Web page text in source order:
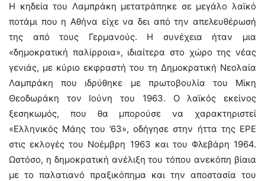
Η κηδεία του Λαμπράκη μετατράπηκε σε μεγάλο λαϊκό
ποτάμι που η Αθήνα είχε να δει από την απελευθέρωσή
της από τους Γερμανούς. Η συνέχεια ήταν μια
«δημοκρατική παλίρροια», ιδιαίτερα στο χώρο της νέας
γενιάς, με κύριο εκφραστή του τη Δημοκρατική Νεολαία
Λαμπράκη που ιδρύθηκε με πρωτοβουλία του Μίκη
Θεοδωράκη τον Ιούνη του 1963. Ο λαϊκός εκείνος
ξεσηκωμός, που θα μπορούσε να χαρακτηριστεί
«Ελληνικός Μάης του ’63», οδήγησε στην ήττα της ΕΡΕ
στις εκλογές του Νοέμβρη 1963 και του Φλεβάρη 1964.
Ωστόσο, η δημοκρατική ανέλιξη του τόπου ανεκόπη βίαια
με το παλατιανό πραξικόπημα και την αποστασία του